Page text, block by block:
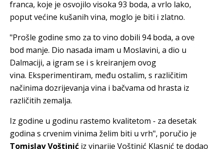
franca, koje je osvojilo visoka 93 boda, a vrlo lako,
poput većine kušanih vina, moglo je biti i zlatno.
"Prošle godine smo za to vino dobili 94 boda, a ove
bod manje. Dio nasada imam u Moslavini, a dio u
Dalmaciji, a igram se i s kreiranjem ovog
vina. Eksperimentiram, među ostalim, s različitim
načinima dozrijevanja vina i bačvama od hrasta iz
različitih zemalja.
Iz godine u godinu rastemo kvalitetom - za desetak
godina s crvenim vinima želim biti u vrh", poručio je
Tomislav Voštinić iz vinarije Voštinić Klasnić te dodao